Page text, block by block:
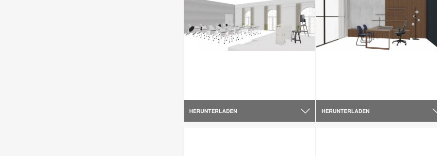
HERUNTERLADEN HERUNTERLADEN